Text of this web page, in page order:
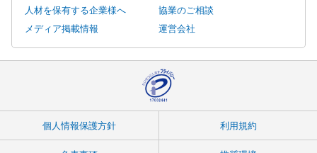
人材を保有する企業様へ
協業のご相談
メディア掲載情報
運営会社
個人情報保護方針 利用規約